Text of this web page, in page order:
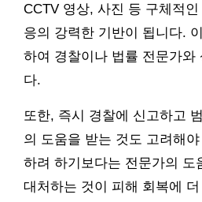
CCTV 영상, 사진 등 구체적
응의 강력한 기반이 됩니다.
하여 경찰이나 법률 전문가와
다.
또한, 즉시 경찰에 신고하고
의 도움을 받는 것도 고려해
하려 하기보다는 전문가의 도
대처하는 것이 피해 회복에